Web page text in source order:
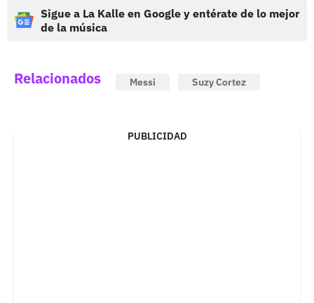
Sigue a La Kalle en Google y entérate de lo mejor
de la música
Relacionados Messi Suzy Cortez
PUBLICIDAD